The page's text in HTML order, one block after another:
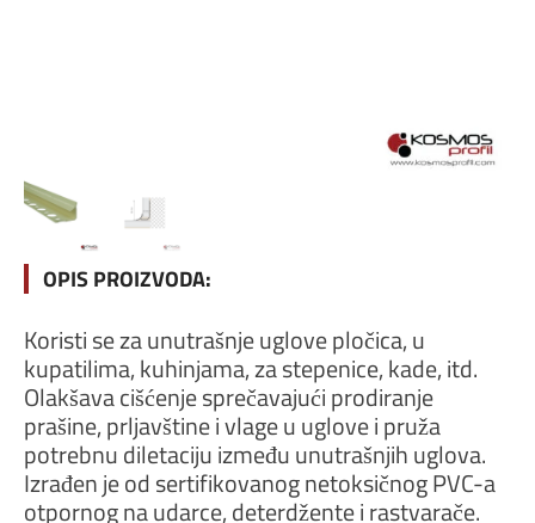
OPIS PROIZVODA:
Koristi se za unutrašnje uglove pločica, u
kupatilima, kuhinjama, za stepenice, kade, itd.
Olakšava cišćenje sprečavajući prodiranje
prašine, prljavštine i vlage u uglove i pruža
potrebnu diletaciju između unutrašnjih uglova.
Izrađen je od sertifikovanog netoksičnog PVC-a
otpornog na udarce, deterdžente i rastvarače.